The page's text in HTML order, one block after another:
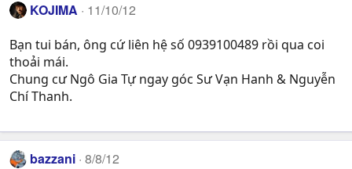
KOJIMA 11/10/12
Bạn tui bán, ông cứ liên hệ số 0939100489 rồi qua coi
thoải mái.
Chung cư Ngô Gia Tự ngay góc Sư Vạn Hanh & Nguyễn
Chí Thanh.
bazzani 8/8/12